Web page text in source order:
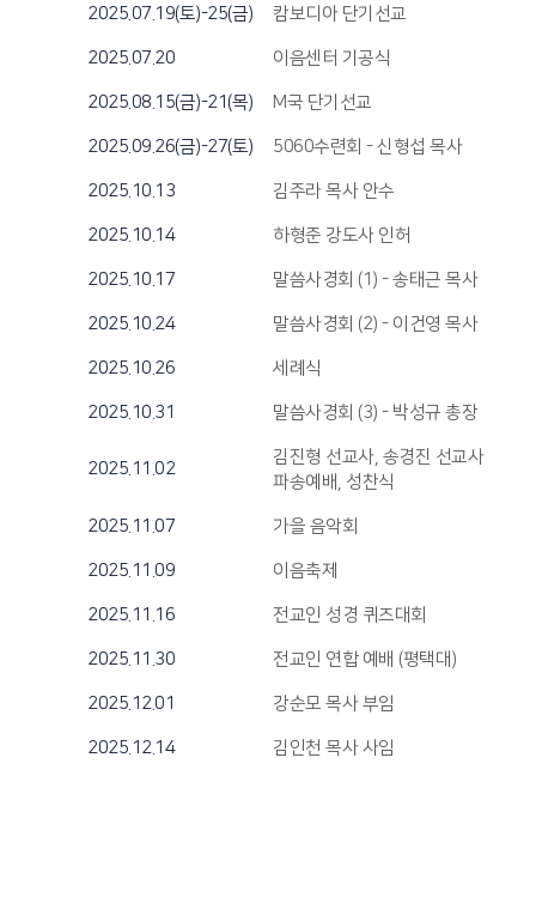
2025.07.19(토)-25(금) 캄보디아 단기선교
2025.07.20 이음센터 기공식
2025.08.15(금)-21(목) M국 단기선교
2025.09.26(금)-27(토) 5060수련회 - 신형섭 목사
2025.10.13 김주라 목사 안수
2025.10.14 하형준 강도사 인허
2025.10.17 말씀사경회 (1) - 송태근 목사
2025.10.24 말씀사경회 (2) - 이건영 목사
2025.10.26 세례식
2025.10.31 말씀사경회 (3) - 박성규 총장
2025.11.02
김진형 선교사, 송경진 선교사
파송예배, 성찬식
2025.11.07 가을 음악회
2025.11.09 이음축제
2025.11.16 전교인 성경 퀴즈대회
2025.11.30 전교인 연합 예배 (평택대)
2025.12.01 강순모 목사 부임
2025.12.14 김인천 목사 사임